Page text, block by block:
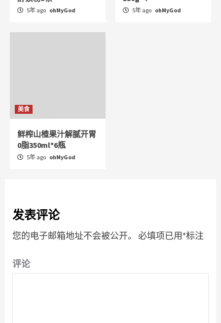
5年 ago ohMyGod 5年 ago ohMyGod
美食
鲜榨山楂果汁解腻开胃
0脂350ml*6瓶
5年 ago ohMyGod
发表评论
您的电子邮箱地址不会被公开。 必填项已用*标注
评论